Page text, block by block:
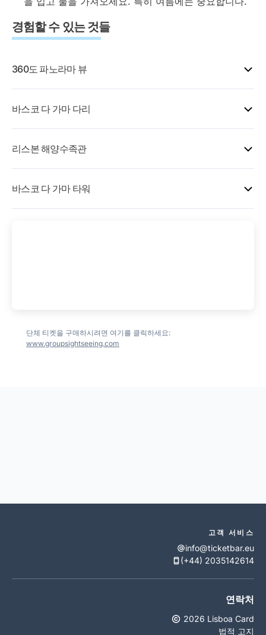
경험할 수 있는 것들
360도 파노라마 뷰
으로 짙은 파란색 테주강의 파노라마 뷰를 감상할 수 있습
장 잘 표현합니다.
쳐집니다. 알티스 아레나, 가레 두 오리엔테, FIL 전시 센
터, 파르케 다스 나소인스의 거대한 조각품 등 수많은 랜
바스코 다 가마 다리
에서 가장 긴 다리인 바스코 다 가마 다리입니다. 전체 길
대 공학 야망의 상징입니다.
리스본 해양수족관
해양수족관이 있습니다. 전 세계에서 온 1만 5천 마리 이
펭귄과 냉수 어류가 있는 남극.
해달과 울프 일 등이 있는 온대 태평양.
바스코 다 가마 타워
단체 티켓을 구매하시려면 여기를 클릭하세요:
www.groupsightseeing.com
고객 서비스
info@ticketbar.eu
(+44) 2035142614
연락처
2026 Lisboa Card
법적 고지